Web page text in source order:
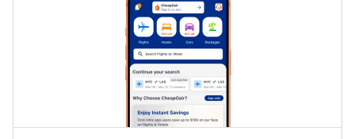
Flights from Toronto to Shanghai
Flights from Nueva York to Singapur
Flights from Nueva York to Tel Aviv
Last Minute Vacations
Kid Friendly Vacations
Honeymoon Vacations
Ishurdi Paquetes de vacaciones